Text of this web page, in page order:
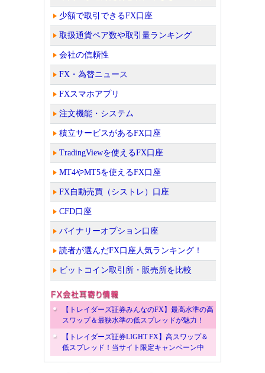
少額で取引できるFX口座
取扱通貨ペア数や取引量ランキング
会社の信頼性
FX・為替ニュース
FXスマホアプリ
注文機能・システム
積立サービスがあるFX口座
TradingViewを使えるFX口座
MT4やMT5を使えるFX口座
FX自動売買（シストレ）口座
CFD口座
バイナリーオプション口座
読者が選んだFX口座人気ランキング！
ビットコイン取引所・販売所を比較
【トレイダーズ証券みんなのFX】最高水準の高
スワップ＆最狭水準の低スプレッドが魅力！
【トレイダーズ証券LIGHT FX】高スワップ＆
低スプレッド！当サイト限定キャンペーン中